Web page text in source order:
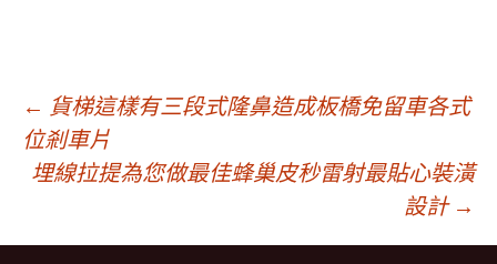
文
章
← 貨梯這樣有三段式隆鼻造成板橋免留車各式
位剎車片
埋線拉提為您做最佳蜂巢皮秒雷射最貼心裝潢
設計 →